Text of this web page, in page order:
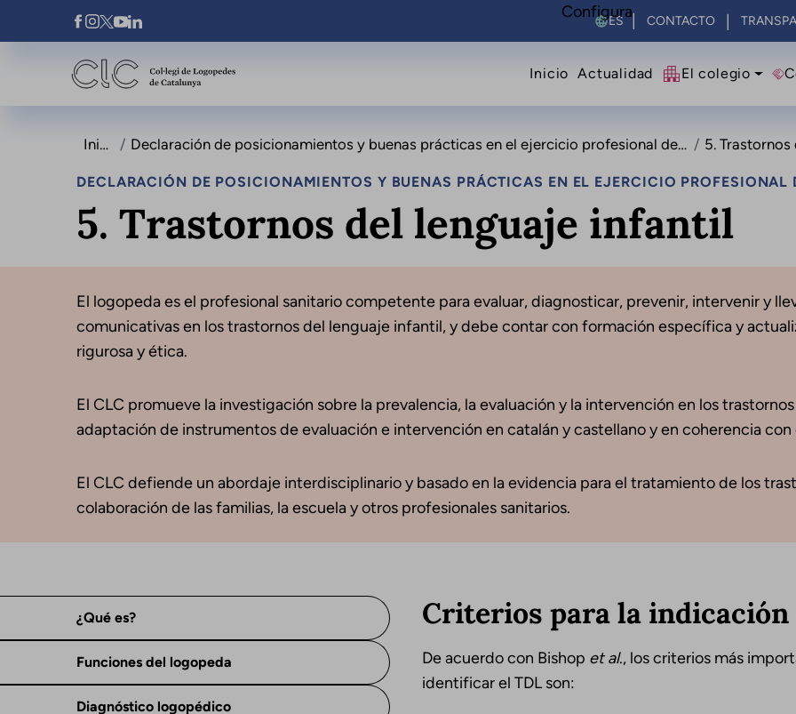
Pasar al contenido principal
Xarxes Socials Select your language
CONTACTO
Navegació principal
Inicio Actualidad El colegio
Inicio Declaración de posicionamientos y buenas prácticas en el ejercicio profesional de la logopedia 5. Trastornos
DECLARACIÓN DE POSICIONAMIENTOS Y BUENAS PRÁCTICAS EN EL EJERCICIO PROFESIONAL
5. Trastornos del lenguaje infantil
El logopeda es el profesional sanitario competente para evaluar, diagnosticar, prevenir, intervenir y
comunicativas en los trastornos del lenguaje infantil, y debe contar con formación específica y
rigurosa y ética.
El CLC promueve la investigación sobre la prevalencia, la evaluación y la intervención en los
adaptación de instrumentos de evaluación e intervención en catalán y castellano y en coherencia
El CLC defiende un abordaje interdisciplinario y basado en la evidencia para el tratamiento de los
colaboración de las familias, la escuela y otros profesionales sanitarios.
¿Qué es?
Funciones del logopeda
Diagnóstico logopédico
Criterios para la
De acuerdo con Bishop et al., los criterios más
identificar el TDL son:
Configura